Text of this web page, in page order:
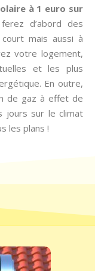
à 1 euro sur
d’abord des
mais aussi à
votre logement,
et les plus
En outre,
de gaz à effet de
jours sur le climat
les plans !